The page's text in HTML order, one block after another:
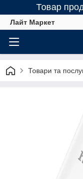
Товар
Лайт Маркет
Товари та